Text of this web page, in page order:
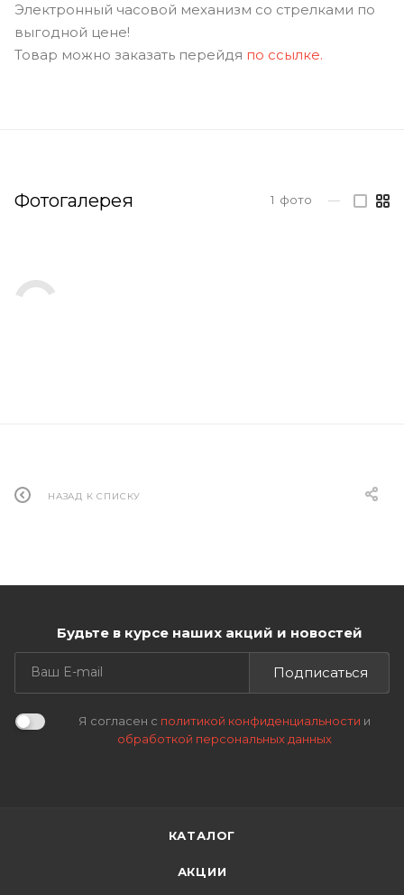
Электронный часовой механизм со стрелками по
выгодной цене!
Товар можно заказать перейдя по ссылке.
Фотогалерея 1 фото —
НАЗАД К СПИСКУ
Будьте в курсе наших акций и новостей
Подписаться
Я согласен с политикой конфиденциальности и
обработкой персональных данных
КАТАЛОГ
АКЦИИ